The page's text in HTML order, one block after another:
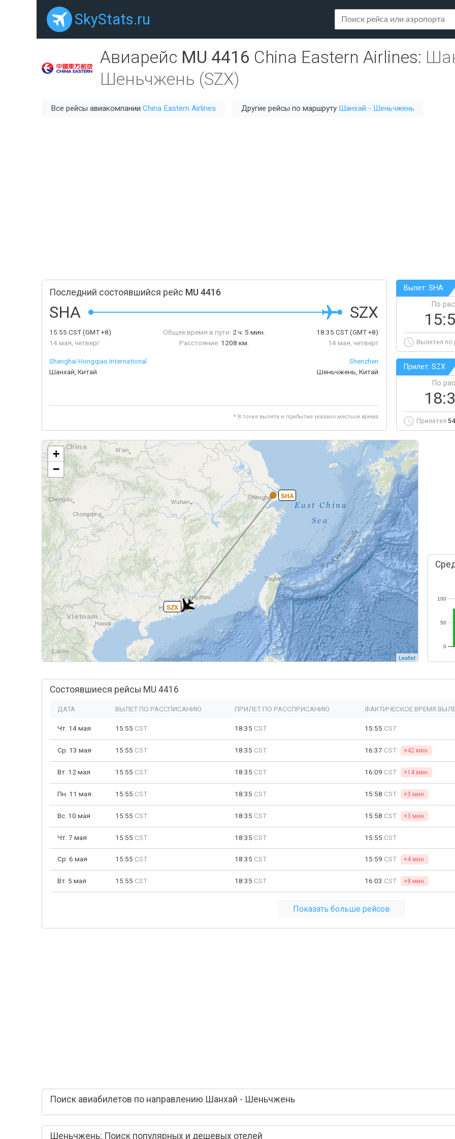
SkyStats.ru
Авиарейс MU 4416 China Eastern Airlines:
Шеньчжень (SZX)
Все рейсы авиакомпании China Eastern Airlines Другие рейсы по маршруту Шанхай - Шеньчжень
Последний состоявшийся рейс MU 4416
SHA SZX
15:55 CST(GMT +8)
14 мая, четверг
Общее время в пути: 2 ч. 5 мин.
Расстояние: 1208 км.
18:35CST(GMT +8)
14 мая, четверг
Shanghai Hongqiao International
Шанхай, Китай
Shenzhen
Шеньчжень, Китай
* В точке вылета и прибытия указано местное время
Вылет: SHA
По
Вылетел по
Прилет: SZX
По
Прилетел
SHA
SZX
+
−
Leaflet
0
50
100
Состоявшиеся рейсы MU 4416
ДАТА ВЫЛЕТ ПО РАССПИСАНИЮ ПРИЛЕТ ПО РАССПРИСАНИЮ ФАКТИЧЕСКОЕ ВРЕМЯ
Чт. 14 мая 15:55 CST 18:35 CST 15:55 CST
Ср. 13 мая 15:55 CST 18:35 CST 16:37 CST +42 мин.
Вт. 12 мая 15:55 CST 18:35 CST 16:09 CST +14 мин.
Пн. 11 мая 15:55 CST 18:35 CST 15:58 CST +3 мин.
Вс. 10 мая 15:55 CST 18:35 CST 15:58 CST +3 мин.
Чт. 7 мая 15:55 CST 18:35 CST 15:55 CST
Ср. 6 мая 15:55 CST 18:35 CST 15:59 CST +4 мин.
Вт. 5 мая 15:55 CST 18:35 CST 16:03 CST +8 мин.
Показать больше рейсов
Поиск авиабилетов по направлению Шанхай - Шеньчжень
Шеньчжень: Поиск популярных и дешевых отелей